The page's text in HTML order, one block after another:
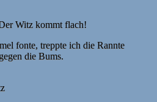
Witz kommt flach!
fonte, treppte ich die Rannte
die Bums.